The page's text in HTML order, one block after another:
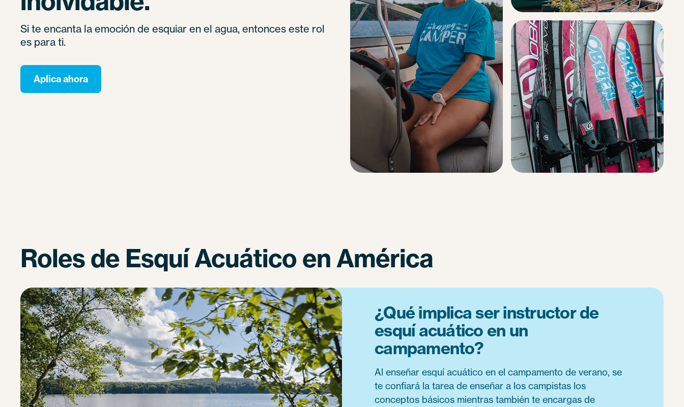
Si te encanta la emoción de esquiar en el agua, entonces este rol
es para ti.
Aplica ahora
Roles de Esquí Acuático en América
¿Qué implica ser instructor de
esquí acuático en un
campamento?
Al enseñar esquí acuático en el campamento de verano, se
te confiará la tarea de enseñar a los campistas los
conceptos básicos mientras también te encargas de